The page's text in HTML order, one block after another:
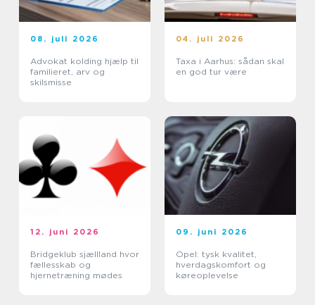
08. juli 2026
Advokat kolding hjælp til
familieret, arv og
skilsmisse
04. juli 2026
Taxa i Aarhus: sådan skal
en god tur være
12. juni 2026
Bridgeklub sjællland hvor
fællesskab og
hjernetræning mødes
09. juni 2026
Opel: tysk kvalitet,
hverdagskomfort og
køreoplevelse